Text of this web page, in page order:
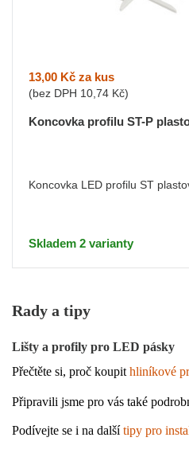
13,00 Kč za kus
(bez DPH 10,74 Kč)
Koncovka profilu ST-P
Koncovka LED profilu ST
Skladem 2 varianty
Rady a tipy
Lišty a profily pro LED pásky
Přečtěte si, proč koupit hliníkové
Připravili jsme pro vás také
Podívejte se i na další tipy pro